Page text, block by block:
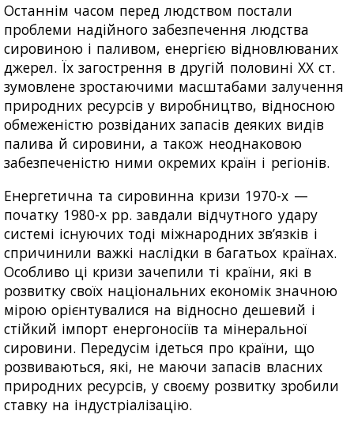
Останнім часом перед людством постали
проблеми надійного забезпечення людства
сировиною і паливом, енергією відновлюваних
джерел. Їх загострення в другій половині XX ст.
зумовлене зростаючими масштабами залучення
природних ресурсів у виробництво, відносною
обмеженістю розвіданих запасів деяких видів
палива й сировини, а також неоднаковою
забезпеченістю ними окремих країн і регіонів.
Енергетична та сировинна кризи 1970-х —
початку 1980-х рр. завдали відчутного удару
системі існуючих тоді міжнародних зв’язків і
спричинили важкі наслідки в багатьох країнах.
Особливо ці кризи зачепили ті країни, які в
розвитку своїх національних економік значною
мірою орієнтувалися на відносно дешевий і
стійкий імпорт енергоносіїв та мінеральної
сировини. Передусім ідеться про країни, що
розвиваються, які, не маючи запасів власних
природних ресурсів, у своєму розвитку зробили
ставку на індустріалізацію.